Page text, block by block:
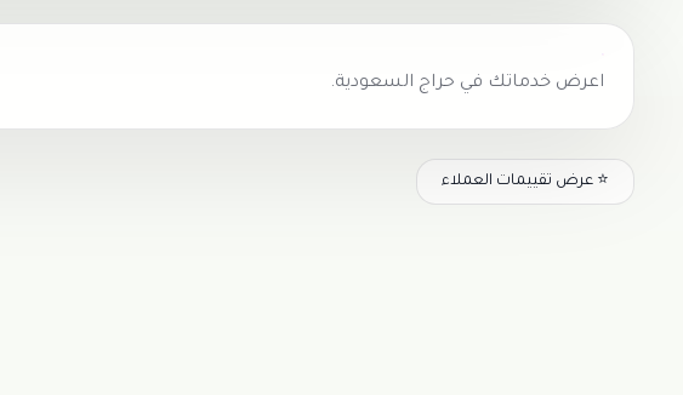
اعرض خدماتك في حراج السعودية.
⭐ عرض تقييمات العملاء